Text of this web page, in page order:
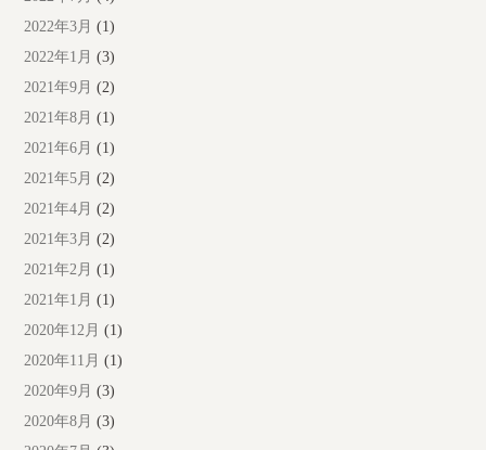
2022年3月 (1)
2022年1月 (3)
2021年9月 (2)
2021年8月 (1)
2021年6月 (1)
2021年5月 (2)
2021年4月 (2)
2021年3月 (2)
2021年2月 (1)
2021年1月 (1)
2020年12月 (1)
2020年11月 (1)
2020年9月 (3)
2020年8月 (3)